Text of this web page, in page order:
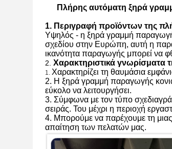
Πλήρης αυτόματη ξηρά
1. Περιγραφή προϊόντων της
Υψηλός - η ξηρά γραμμή
σχεδίου στην Ευρώπη, αυτή η
ικανότητα παραγωγής μπορεί να
2. Χαρακτηριστικά γνωρίσματα
1. Χαρακτηρίζει τη θαυμάσια
2. Η ξηρά γραμμή παραγωγής
εύκολο να λειτουργήσει.
3. Σύμφωνα με τον τύπο
σειράς. Του μέχρι η περιοχή
4. Μπορούμε να παρέχουμε τη
απαίτηση των πελατών μας.